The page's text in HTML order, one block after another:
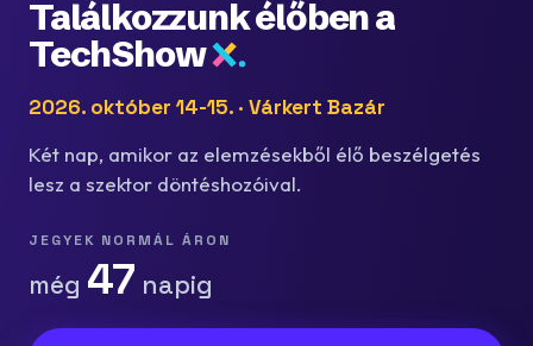
Találkozzunk élőben a
TechShow
2026. október 14-15. · Várkert Bazár
Két nap, amikor az elemzésekből élő beszélgetés
lesz a szektor döntéshozóival.
JEGYEK NORMÁL ÁRON
még 47 napig